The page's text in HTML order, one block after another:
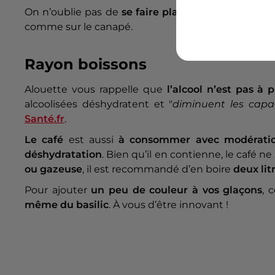
On n’oublie pas de se faire plaisir pour autant !
comme sur le canapé.
Rayon boissons
Alouette vous rappelle que l’alcool n’est pas à
alcoolisées déshydratent et "diminuent les
Santé.fr.
Le café est aussià consommer avec
déshydratation. Bien qu’il en contienne, le café
ou gazeuse, il est recommandé d’en boire deux
Pour ajouter un peu de couleur à vos glaçons,
même du basilic. À vous d’être innovant !